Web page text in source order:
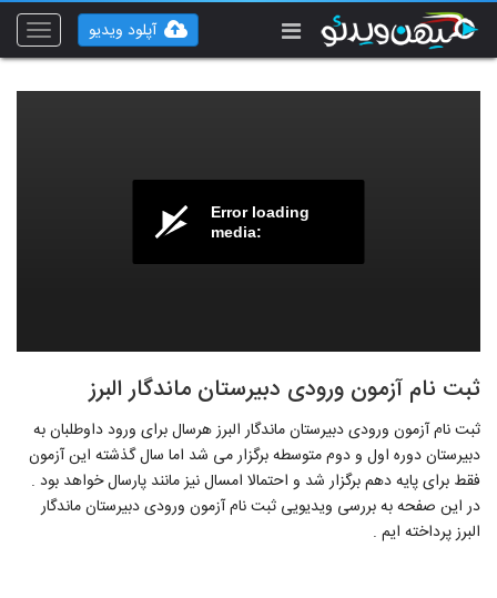
Toggle
آپلود ویدیو
Error loading
media:
ثبت نام آزمون ورودی دبیرستان ماندگار البرز
ثبت نام آزمون ورودی دبیرستان ماندگار البرز هرسال برای ورود داوطلبان به
دبیرستان دوره اول و دوم متوسطه برگزار می شد اما سال گذشته این آزمون
فقط برای پایه دهم برگزار شد و احتمالا امسال نیز مانند پارسال خواهد بود .
در این صفحه به بررسی ویدیویی ثبت نام آزمون ورودی دبیرستان ماندگار
البرز پرداخته ایم .